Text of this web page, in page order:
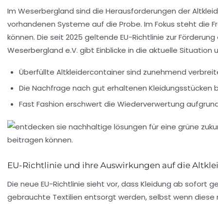
Im Weserbergland sind die Herausforderungen der
vorhandenen Systeme auf die Probe. Im Fokus steht die
können. Die seit 2025 geltende EU-Richtlinie zur
Weserbergland e.V. gibt Einblicke in die aktuelle
Überfüllte Altkleidercontainer sind zunehmend
Die Nachfrage nach gut erhaltenen Kleidungsstücken
Fast Fashion erschwert die Wiederverwertung
EU-Richtlinie und ihre Auswirkungen auf die
Die neue EU-Richtlinie sieht vor, dass Kleidung ab sofort
gebrauchte Textilien entsorgt werden, selbst wenn